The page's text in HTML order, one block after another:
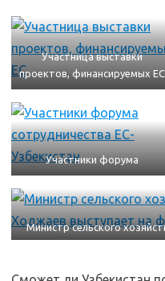
Участница выставки
проектов, финансируемых ЕС
Участники форума
Министр сельского